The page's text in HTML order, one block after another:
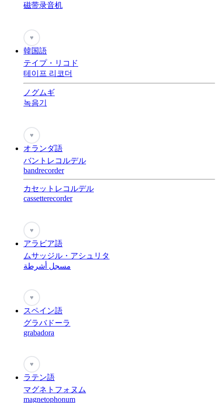
磁带录音机
♥
韓国語
テイプ・リコド
테이프 리코더
ノグムギ
녹음기
♥
オランダ語
バントレコルデル
bandrecorder
カセットレコルデル
cassetterecorder
♥
アラビア語
ムサッジル・アシュリタ
مسجل أشرطة
♥
スペイン語
グラバドーラ
grabadora
♥
ラテン語
マグネトフォヌム
magnetophonum